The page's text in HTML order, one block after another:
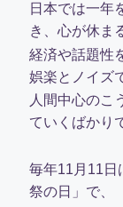
日本では一年
き、心が休ま
経済や話題性
娯楽とノイズ
人間中心のこ
ていくばかり
毎年11月11日
祭の日」で、